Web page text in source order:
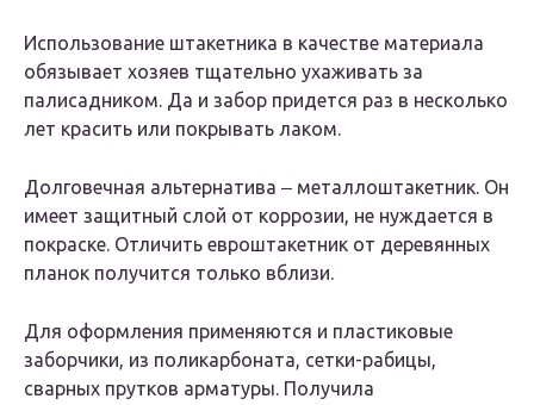
Использование штакетника в качестве материала
обязывает хозяев тщательно ухаживать за
палисадником. Да и забор придется раз в несколько
лет красить или покрывать лаком.
Долговечная альтернатива ‒ металлоштакетник. Он
имеет защитный слой от коррозии, не нуждается в
покраске. Отличить евроштакетник от деревянных
планок получится только вблизи.
Для оформления применяются и пластиковые
заборчики, из поликарбоната, сетки-рабицы,
сварных прутков арматуры. Получила